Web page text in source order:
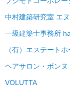
中村建築研究室 エ
一級建築士事務所
（有）エステート
ヘアサロン・ボンヌ
VOLUTTA